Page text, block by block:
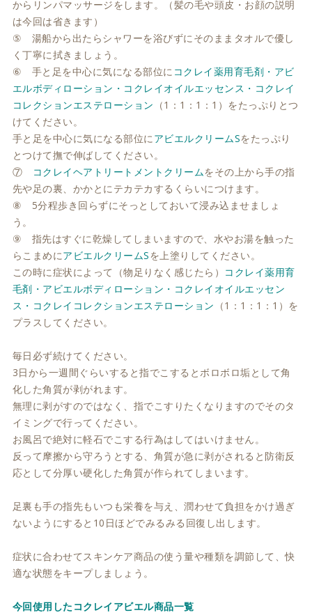
からリンパマッサージをします。（髪の毛や頭皮・お顔の説明
は今回は省きます）
⑤ 湯船から出たらシャワーを浴びずにそのままタオルで優し
く丁寧に拭きましょう。
⑥ 手と足を中心に気になる部位に コクレイ薬用育毛剤・アビ
エルボディローション・コクレイオイルエッセンス・コクレイ
コレクションエステローション （1：1：1：1）をたっぷりとつ
けてください。
手と足を中心に気になる部位に アビエルクリームSをたっぷり
とつけて撫で伸ばしてください。
⑦
コクレイヘアトリートメントクリームをその上から手の指
先や足の裏、かかとにテカテカするくらいにつけます。
⑧ 5分程歩き回らずにそっとしておいて浸み込ませましょ
う。
⑨ 指先はすぐに乾燥してしまいますので、水やお湯を触った
らこまめにアビエルクリームSを上塗りしてください。
この時に症状によって（物足りなく感じたら） コクレイ薬用育
毛剤・アビエルボディローション・コクレイオイルエッセン
ス・コクレイコレクションエステローション （1：1：1：1）を
プラスしてください。
毎日必ず続けてください。
3日から一週間ぐらいすると指でこするとボロボロ垢として角
化した角質が剥がれます。
無理に剥がすのではなく、指でこすりたくなりますのでそのタ
イミングで行ってください。
お風呂で絶対に軽石でこする行為はしてはいけません。
反って摩擦から守ろうとする、角質が急に剥がされると防衛反
応として分厚い硬化した角質が作られてしまいます。
足裏も手の指先もいつも栄養を与え、潤わせて負担をかけ過ぎ
ないようにすると10日ほどでみるみる回復し出します。
症状に合わせてスキンケア商品の使う量や種類を調節して、快
適な状態をキープしましょう。
今回使用したコクレイアビエル商品一覧